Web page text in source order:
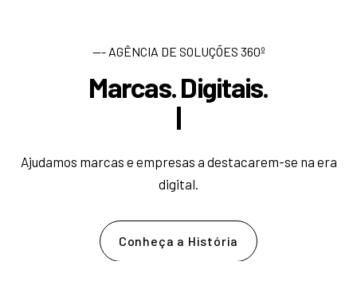
--- AGÊNCIA DE SOLUÇÕES 360º
Marcas. Digitais.
es
Ajudamos marcas e empresas a destacarem-se na era
digital.
Conheça a História